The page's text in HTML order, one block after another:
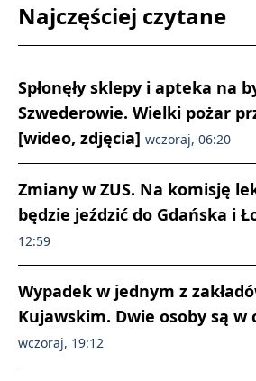
Najczęściej czytane
Spłonęły sklepy i apteka na
Szwederowie. Wielki pożar
[wideo, zdjęcia] wczoraj, 06:20
Zmiany w ZUS. Na komisję
będzie jeździć do Gdańska i
12:59
Wypadek w jednym z
Kujawskim. Dwie osoby są w
wczoraj, 19:12